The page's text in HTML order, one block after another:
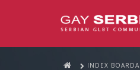
INDEX BOARDA